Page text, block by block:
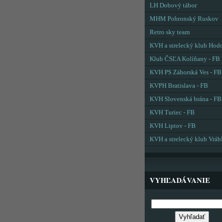
LH Dobový tábor
MHM Pohronský Ruskov
Retro sky team
KVH a strelecký klub
Klub ČSĽA Kolíňany - FB
KVH PS Záhorská Ves - FB
KVPH Bratislava - FB
KVH Slovenská brána - FB
KVH Turiec - FB
KVH Liptov - FB
KVH a strelecký klub
VYHĽADÁVANIE